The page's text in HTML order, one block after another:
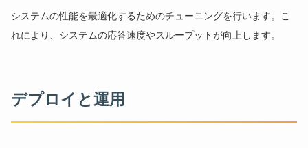
システムの性能を最適化するためのチューニングを行います。こ
れにより、システムの応答速度やスループットが向上します。
デプロイと運用